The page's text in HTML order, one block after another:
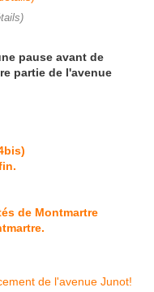
pause avant de
partie de l'avenue
de Montmartre